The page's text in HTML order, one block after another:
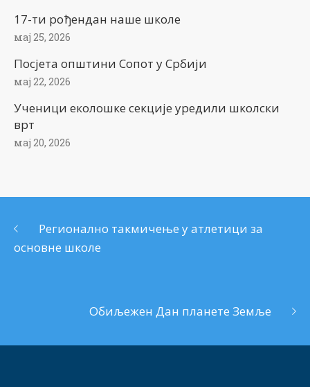
17-ти рођендан наше школе
мај 25, 2026
Посјета општини Сопот у Србији
мај 22, 2026
Ученици еколошке секције уредили школски
врт
мај 20, 2026
Регионално такмичење у атлетици за
основне школе
Oбиљежен Дан планете Земље